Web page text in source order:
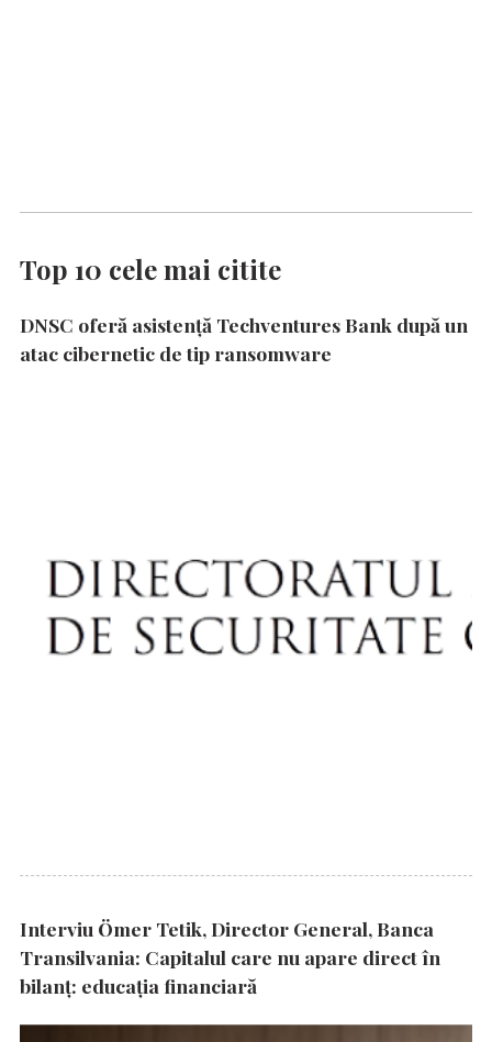
Top 10 cele mai citite
DNSC oferă asistență Techventures Bank după un
atac cibernetic de tip ransomware
Interviu Ömer Tetik, Director General, Banca
Transilvania: Capitalul care nu apare direct în
bilanț: educația financiară